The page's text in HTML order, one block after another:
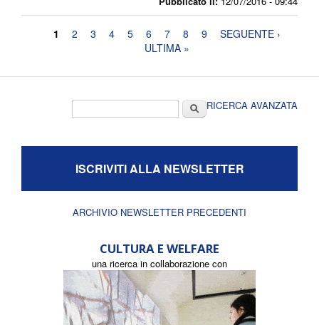
Pagine
1 2 3 4 5 6 7 8 9
SEGUENTE ›
ULTIMA »
CercaRICERCA AVANZATA
ISCRIVITI ALLA NEWSLETTER
ARCHIVIO NEWSLETTER PRECEDENTI
CULTURA E WELFARE
una ricerca in collaborazione con